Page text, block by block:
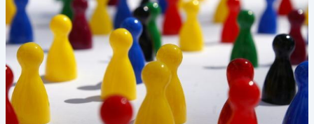
Test für Selbstständige
⚖️ Vergleich & Rechner
Krankenkassenvergleich
Krankenkassenrechner
↔ Wechsel
Krankenkassenwechsel